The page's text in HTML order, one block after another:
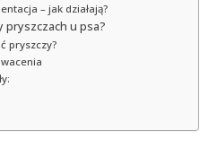
– jak działają?
u psa?
pryszczy?